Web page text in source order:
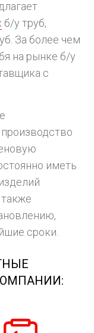
б/у труб,
За более чем
на рынке б/у
с
иметь
сроки.